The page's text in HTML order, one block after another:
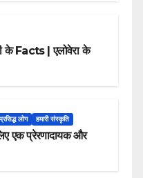
के Facts | एलोवेरा के
लोग हमारी संस्कृति
एक प्रेरणादायक और